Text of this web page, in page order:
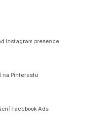
Instagram presence
na Pinterestu
Facebook Ads